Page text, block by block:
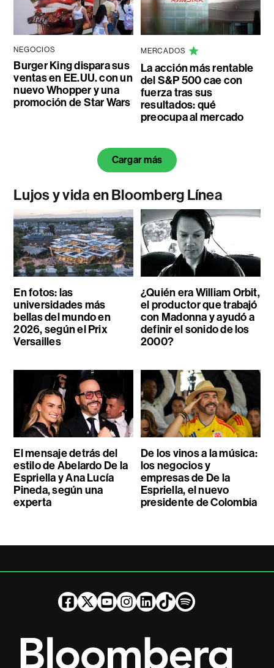
NEGOCIOS
Burger King dispara sus
ventas en EE.UU. con un
nuevo Whopper y una
promoción de Star Wars
MERCADOS
La acción más rentable
del S&P 500 cae con
fuerza tras sus
resultados: qué
preocupa al mercado
Cargar más
Lujos y vida en Bloomberg Línea
En fotos: las
universidades más
bellas del mundo en
2026, según el Prix
Versailles
¿Quién era William Orbit,
el productor que trabajó
con Madonna y ayudó a
definir el sonido de los
2000?
El mensaje detrás del
estilo de Abelardo De la
Espriella y Ana Lucía
Pineda, según una
experta
De los vinos a la música:
los negocios y
empresas de De la
Espriella, el nuevo
presidente de Colombia